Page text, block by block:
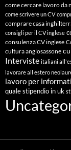
come cercare lavoro da
come scrivere un CV
comprare casa
consigli per il CV inglese
consulenza CV inglese
cultura anglosassone
Interviste italiani
lavorare all estero
lavoro per
quale stipendio in uk